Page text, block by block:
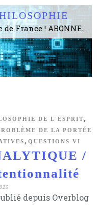
Le plus gros site de philosophie de France ! ABONNEZ-VOUS ! 4115 Articles, 1634 abonné·e·s, depuis 2006 . . . . . . . . 2 852 214 pages vues jusqu'à présent. Prestance et être apte à un plus grand nombre de choses.
DE L'ESPRIT ,
DE LA PORTÉE
, QUESTIONS VI
/
depuis Overblog